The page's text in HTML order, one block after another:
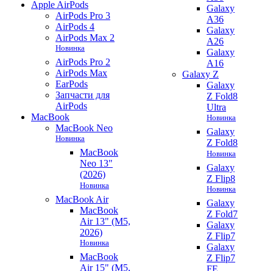
Apple AirPods
AirPods Pro 3
AirPods 4
AirPods Max 2
Новинка
AirPods Pro 2
AirPods Max
EarPods
Запчасти для
AirPods
MacBook
MacBook Neo
Новинка
MacBook
Neo 13"
(2026)
Новинка
MacBook Air
MacBook
Air 13" (M5,
2026)
Новинка
MacBook
Air 15" (M5,
Galaxy
A36
Galaxy
A26
Galaxy
A16
Galaxy Z
Galaxy
Z Fold8
Ultra
Новинка
Galaxy
Z Fold8
Новинка
Galaxy
Z Flip8
Новинка
Galaxy
Z Fold7
Galaxy
Z Flip7
Galaxy
Z Flip7
FE